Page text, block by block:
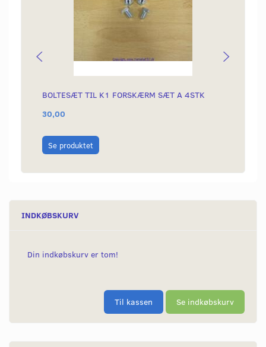
BOLTESÆT TIL K1 FORSKÆRM SÆT A 4STK
30,00
Se produktet
INDKØBSKURV
Din indkøbskurv er tom!
Til kassen Se indkøbskurv